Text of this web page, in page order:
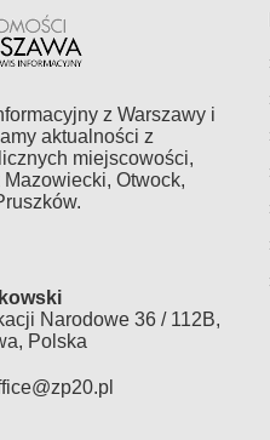
z Warszawy i
aktualności z
miejscowości,
Otwock,
Narodowe 36 / 112B,
Polska